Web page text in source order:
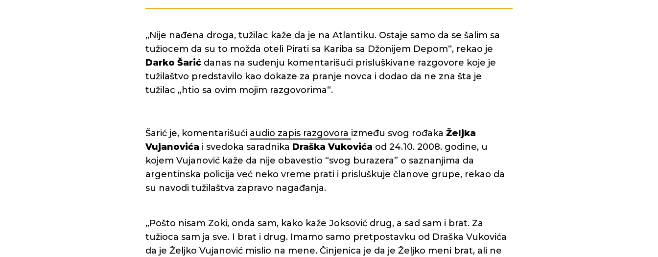
„Nije nađena droga, tužilac kaže da je na Atlantiku. Ostaje samo da se šalim sa
tužiocem da su to možda oteli Pirati sa Kariba sa Džonijem Depom“, rekao je
Darko Šarić danas na suđenju komentarišući prisluškivane razgovore koje je
tužilaštvo predstavilo kao dokaze za pranje novca i dodao da ne zna šta je
tužilac „htio sa ovim mojim razgovorima“.
Šarić je, komentarišući audio zapis razgovora između svog rođaka Željka
Vujanovića i svedoka saradnika Draška Vukovića od 24.10. 2008. godine, u
kojem Vujanović kaže da nije obavestio “svog burazera” o saznanjima da
argentinska policija već neko vreme prati i prisluškuje članove grupe, rekao da
su navodi tužilaštva zapravo nagađanja.
„Pošto nisam Zoki, onda sam, kako kaže Joksović drug, a sad sam i brat. Za
tužioca sam ja sve. I brat i drug. Imamo samo pretpostavku od Draška Vukovića
da je Željko Vujanović mislio na mene. Činjenica je da je Željko meni brat, ali ne